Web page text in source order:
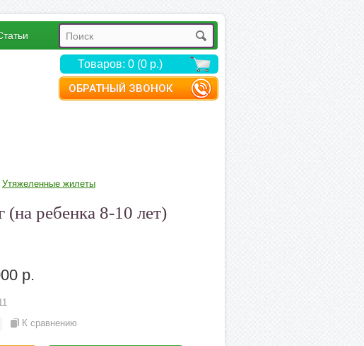
ОБРАТНЫЙ ЗВОНОК
Товаров: 0 (0 р.)
Утяжеленные жилеты
ребенка 8-10 лет)
р.
К сравнению